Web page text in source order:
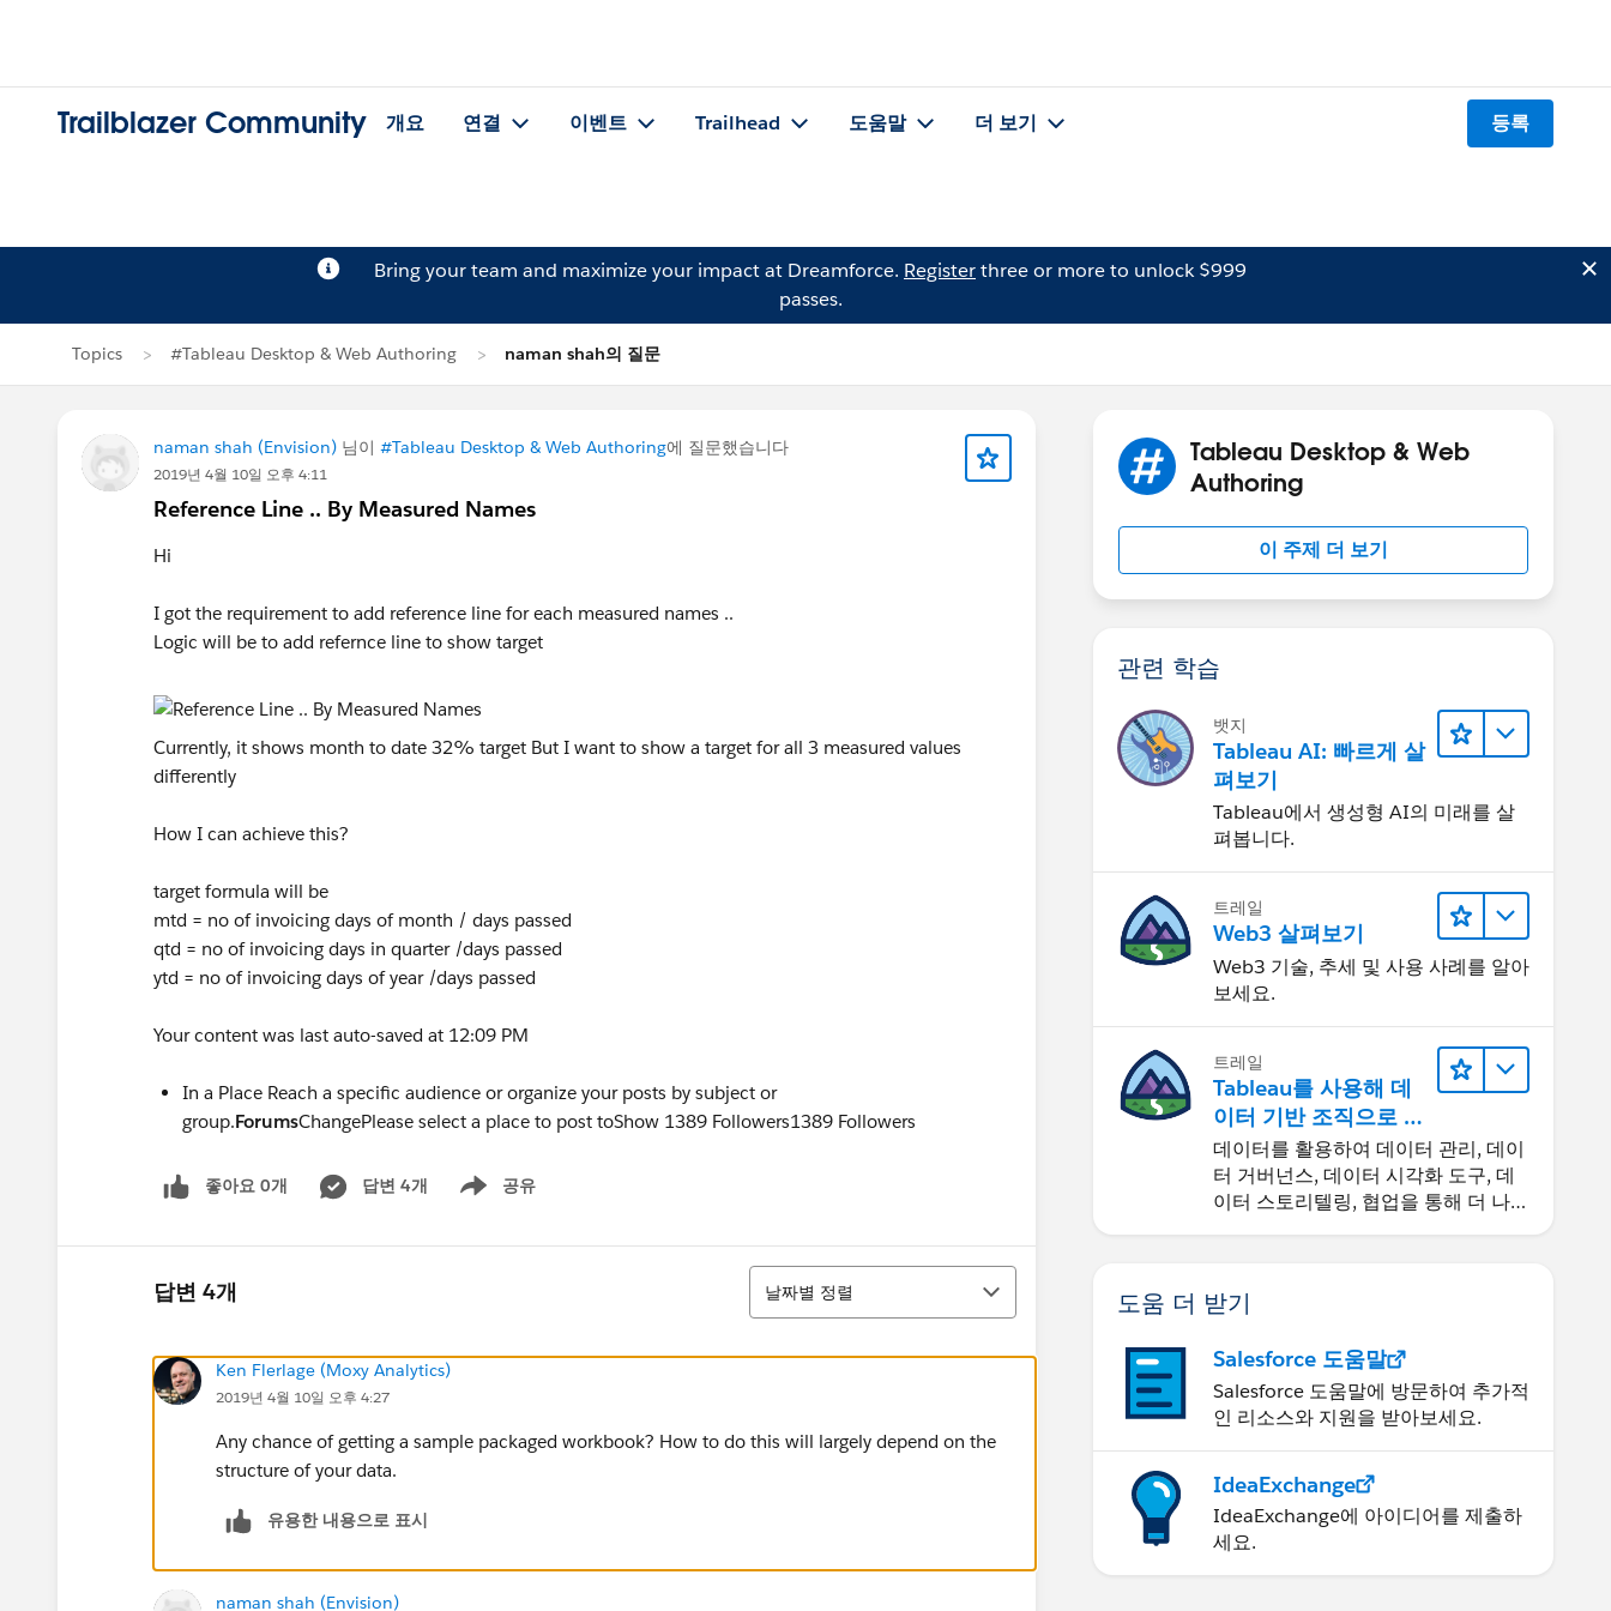
Trailblazer Community 개요 연결 이벤트 Trailhead 도움말 더 보기 등록
Bring your team and maximize your impact at Dreamforce. Registerthree or more to unlock $999
passes.
Topics #Tableau Desktop & Web Authoring naman shah의 질문
naman shah (Envision) 님이 #Tableau Desktop & Web Authoring에 질문했습니다
2019년 4월 10일 오후 4:11
Reference Line .. By Measured Names
Hi
I got the requirement to add reference line for each measured names ..
Logic will be to add refernce line to show target
Currently, it shows month to date 32% target But I want to show a target for all 3 measured values
differently
How I can achieve this?
target formula will be
mtd = no of invoicing days of month / days passed
qtd = no of invoicing days in quarter /days passed
ytd = no of invoicing days of year /days passed
Your content was last auto-saved at 12:09 PM
In a Place Reach a specific audience or organize your posts by subject or
group.ForumsChangePlease select a place to post toShow 1389 Followers1389 Followers
좋아요 0개 답변 4개 공유
Show menu
답변 4개
정렬
날짜별 정렬
Ken Flerlage (Moxy Analytics)
2019년 4월 10일 오후 4:27
Any chance of getting a sample packaged workbook? How to do this will largely depend on the
structure of your data.
유용한 내용으로 표시
naman shah (Envision)
Tableau Desktop & Web
Authoring
이 주제 더 보기
관련 학습
뱃지
Tableau AI: 빠르게 살
펴보기
Tableau에서 생성형 AI의 미래를 살
펴봅니다.
트레일
Web3 살펴보기
Web3 기술, 추세 및 사용 사례를 알아
보세요.
트레일
Tableau를 사용해 데
이터 기반 조직으로 거
듭나기
데이터를 활용하여 데이터 관리, 데이
터 거버넌스, 데이터 시각화 도구, 데
이터 스토리텔링, 협업을 통해 더 나은
도움 더 받기
Salesforce 도움말
Salesforce 도움말에 방문하여 추가적
인 리소스와 지원을 받아보세요.
IdeaExchange
IdeaExchange에 아이디어를 제출하
세요.